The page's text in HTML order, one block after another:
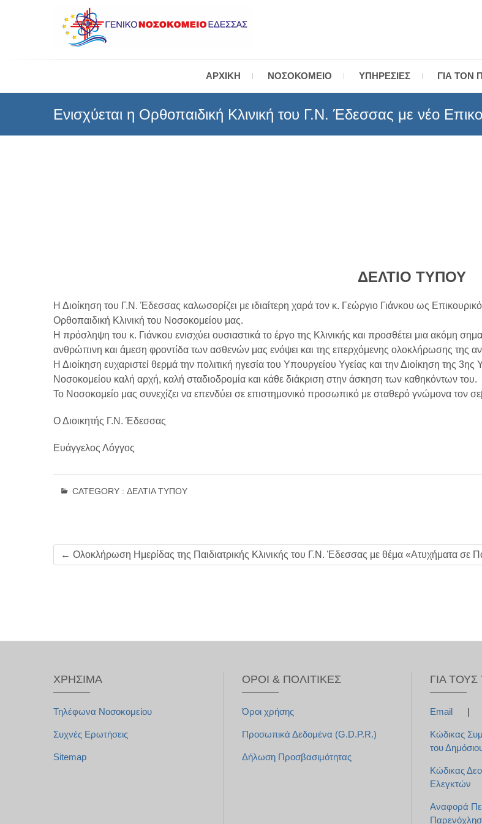
Γενικό Νοσοκομείο Έδεσσας
ΑΡΧΙΚΉ ΝΟΣΟΚΟΜΕΊΟ ΥΠΗΡΕΣΊΕΣ ΓΙΑ ΤΟΝ
Ενισχύεται η Ορθοπαιδική Κλινική του Γ.Ν. Έδεσσας με νέο
ΔΕΛΤΙΟ ΤΥΠΟΥ
Η Διοίκηση του Γ.Ν. Έδεσσας καλωσορίζει με ιδιαίτερη χαρά τον κ. Γεώργιο Γιάνκου ως
Ορθοπαιδική Κλινική του Νοσοκομείου μας.
Η πρόσληψη του κ. Γιάνκου ενισχύει ουσιαστικά το έργο της Κλινικής και προσθέτει μια ακόμη
ανθρώπινη και άμεση φροντίδα των ασθενών μας ενόψει και της επερχόμενης ολοκλήρωσης της
Η Διοίκηση ευχαριστεί θερμά την πολιτική ηγεσία του Υπουργείου Υγείας και την Διοίκηση της
Νοσοκομείου καλή αρχή, καλή σταδιοδρομία και κάθε διάκριση στην άσκηση των καθηκόντων του.
Το Νοσοκομείο μας συνεχίζει να επενδύει σε επιστημονικό προσωπικό με σταθερό γνώμονα τον
Ο Διοικητής Γ.Ν. Έδεσσας
Ευάγγελος Λόγγος
CATEGORY : ΔΕΛΤΊΑ ΤΎΠΟΥ
← Ολοκλήρωση Ημερίδας της Παιδιατρικής Κλινικής του Γ.Ν. Έδεσσας με θέμα «Ατυχήματα σε
ΧΡΉΣΙΜΑ
Τηλέφωνα Νοσοκομείου
Συχνές Ερωτήσεις
Sitemap
ΌΡΟΙ & ΠΟΛΙΤΙΚΈΣ
Όροι χρήσης
Προσωπικά Δεδομένα (G.D.P.R.)
Δήλωση Προσβασιμότητας
ΓΙΑ
Email |
Κώδικας
του
Κώδικας
Ελεγκτών
Αναφορά